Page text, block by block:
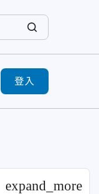
登入
expand_more